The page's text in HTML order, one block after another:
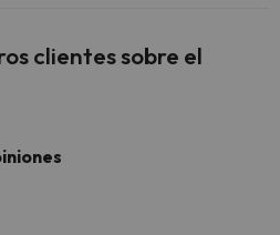
clientes sobre el